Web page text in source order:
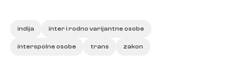
indija inter i rodno varijantne osobe
interspolne osobe trans zakon